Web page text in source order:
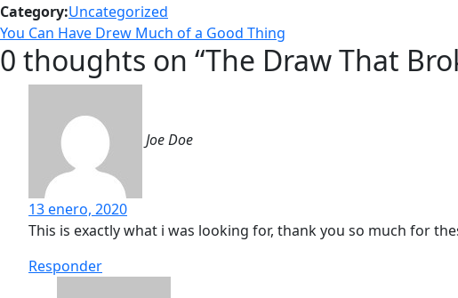
Category:Uncategorized
Navegación
de
entradas
Previous
post:
You Can Have Drew Much of a Good Thing
0 thoughts on “The Draw That
Joe Doe
13 enero, 2020
This is exactly what i was looking for, thank you so much for
Responder